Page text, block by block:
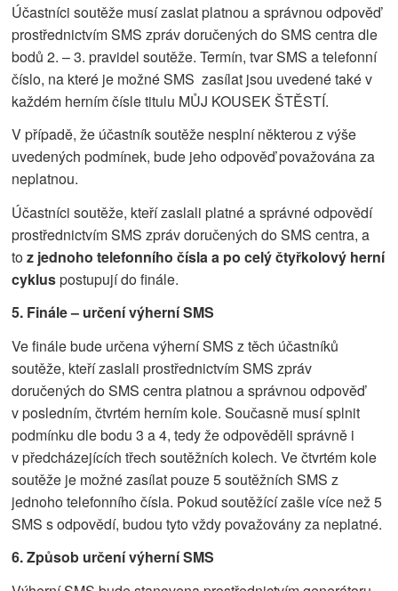
Účastníci soutěže musí zaslat platnou a správnou odpověď
prostřednictvím SMS zpráv doručených do SMS centra dle
bodů 2. – 3. pravidel soutěže. Termín, tvar SMS a telefonní
číslo, na které je možné SMS zasílat jsou uvedené také v
každém herním čísle titulu MŮJ KOUSEK ŠTĚSTÍ.
V případě, že účastník soutěže nesplní některou z výše
uvedených podmínek, bude jeho odpověď považována za
neplatnou.
Účastníci soutěže, kteří zaslali platné a správné odpovědí
prostřednictvím SMS zpráv doručených do SMS centra, a
toz jednoho telefonního čísla a po celý čtyřkolový herní
cykluspostupují do finále.
5. Finále – určení výherní SMS
Ve finále bude určena výherní SMS z těch účastníků
soutěže, kteří zaslali prostřednictvím SMS zpráv
doručených do SMS centra platnou a správnou odpověď
v posledním, čtvrtém herním kole. Současně musí splnit
podmínku dle bodu 3 a 4, tedy že odpověděli správně i
v předcházejících třech soutěžních kolech. Ve čtvrtém kole
soutěže je možné zasílat pouze 5 soutěžních SMS z
jednoho telefonního čísla. Pokud soutěžící zašle více než 5
SMS s odpovědí, budou tyto vždy považovány za neplatné.
6. Způsob určení výherní SMS